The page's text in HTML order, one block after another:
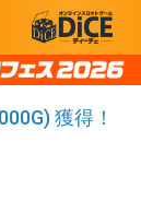
獲得！